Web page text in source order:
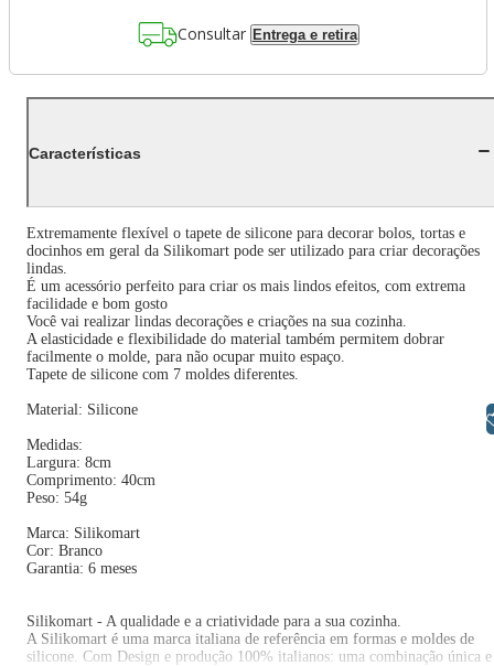
Consultar Entrega e retira
Características
Extremamente flexível o tapete de silicone para decorar bolos, tortas e
docinhos em geral da Silikomart pode ser utilizado para criar decorações
lindas.
É um acessório perfeito para criar os mais lindos efeitos, com extrema
facilidade e bom gosto
Você vai realizar lindas decorações e criações na sua cozinha.
A elasticidade e flexibilidade do material também permitem dobrar
facilmente o molde, para não ocupar muito espaço.
Tapete de silicone com 7 moldes diferentes.
Material: Silicone
Medidas:
Largura: 8cm
Comprimento: 40cm
Peso: 54g
Marca: Silikomart
Cor: Branco
Garantia: 6 meses
Silikomart - A qualidade e a criatividade para a sua cozinha.
A Silikomart é uma marca italiana de referência em formas e moldes de
silicone. Com Design e produção 100% italianos: uma combinação única e